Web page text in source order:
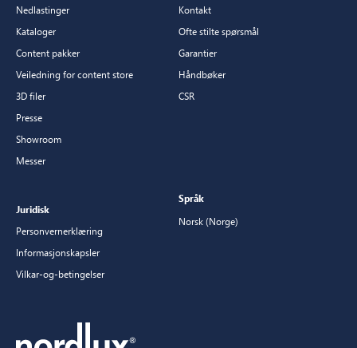
Nedlastinger
Kataloger
Content pakker
Veiledning for content store
3D filer
Presse
Showroom
Messer
Kontakt
Ofte stilte spørsmål
Garantier
Håndbøker
CSR
Juridisk
Personvernerklæring
Informasjonskapsler
Vilkar-og-betingelser
Språk
Norsk (Norge)